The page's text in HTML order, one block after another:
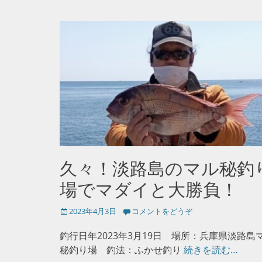
久々！淡路島のマル秘釣
場でマダイと大勝負！
投
日
2023年4月3日 コメントをどうぞ
釣行日年2023年3月19日 場所：兵庫県淡路島
秘釣り場 釣法：ふかせ釣り 続きを読む…